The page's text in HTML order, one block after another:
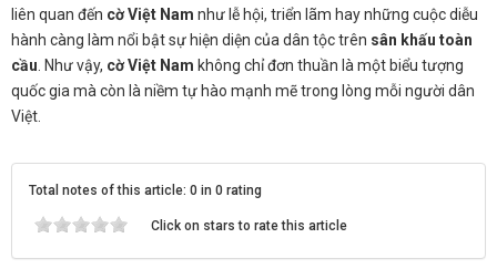
liên quan đến cờ Việt Nam như lễ hội, triển lãm hay những cuộc diễu
hành càng làm nổi bật sự hiện diện của dân tộc trên sân khấu toàn
cầu . Như vậy, cờ Việt Nam không chỉ đơn thuần là một biểu tượng
quốc gia mà còn là niềm tự hào mạnh mẽ trong lòng mỗi người dân
Việt.
Total notes of this article: 0 in 0 rating
Click on stars to rate this article